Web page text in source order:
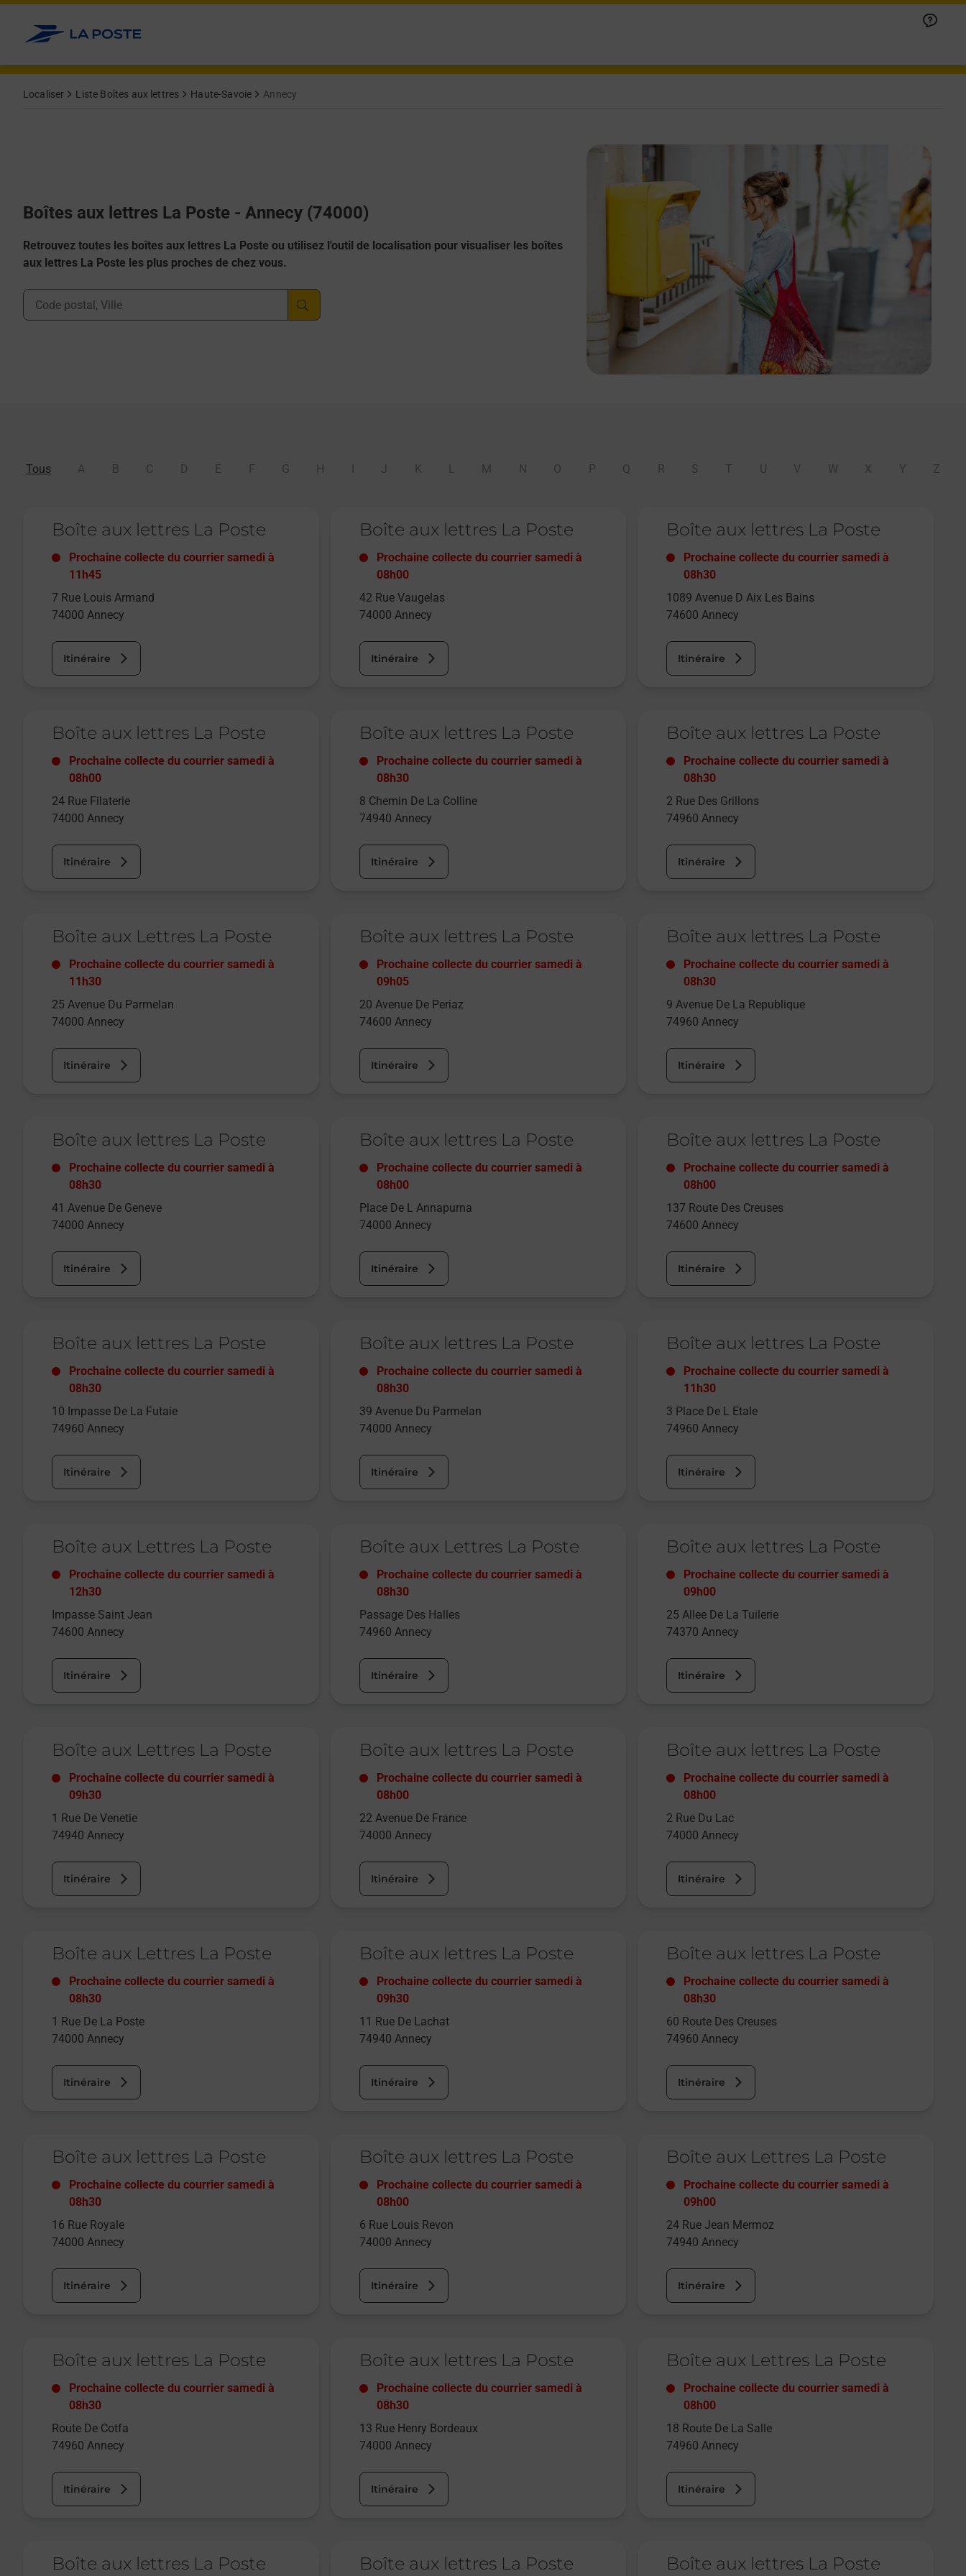
Allez au contenu
Localiser Liste Boîtes aux lettres Haute-Savoie Annecy
Boîtes aux lettres La Poste - Annecy (74000)
Retrouvez toutes les boîtes aux lettres La Poste ou utilisez l'outil de localisation pour visualiser les boîtes
aux lettres La Poste les plus proches de chez vous.
Ville, Département, Code Postal
Tous A B C D E F G H J K L M N O P Q R S T U V W X Y Z
Boîte aux lettres La Poste
Prochaine collecte du courrier samedi à
11h45
7 Rue Louis Armand
74000 Annecy
Itinéraire
Boîte aux lettres La Poste
Prochaine collecte du courrier samedi à
08h00
42 Rue Vaugelas
74000 Annecy
Itinéraire
Boîte aux lettres La Poste
Prochaine collecte du courriersamedi à
08h30
1089 Avenue D Aix Les Bains
74600 Annecy
Itinéraire
Boîte aux lettres La Poste
Prochaine collecte du courrier samedi à
08h00
24 Rue Filaterie
74000 Annecy
Itinéraire
Boîte aux lettres La Poste
Prochaine collecte du courrier samedi à
08h30
8 Chemin De La Colline
74940 Annecy
Itinéraire
Boîte aux lettres La Poste
Prochaine collecte du courriersamedi à
08h30
2 Rue Des Grillons
74960 Annecy
Itinéraire
Boîte aux Lettres La Poste
Prochaine collecte du courrier samedi à
11h30
25 Avenue Du Parmelan
74000 Annecy
Itinéraire
Boîte aux lettres La Poste
Prochaine collecte du courrier samedi à
09h05
20 Avenue De Periaz
74600 Annecy
Itinéraire
Boîte aux lettres La Poste
Prochaine collecte du courriersamedi à
08h30
9 Avenue De La Republique
74960 Annecy
Itinéraire
Boîte aux lettres La Poste
Prochaine collecte du courrier samedi à
08h30
41 Avenue De Geneve
74000 Annecy
Itinéraire
Boîte aux lettres La Poste
Prochaine collecte du courrier samedi à
08h00
Place De L Annapurna
74000 Annecy
Itinéraire
Boîte aux lettres La Poste
Prochaine collecte du courriersamedi à
08h00
137 Route Des Creuses
74600 Annecy
Itinéraire
Boîte aux lettres La Poste
Prochaine collecte du courrier samedi à
08h30
10 Impasse De La Futaie
74960 Annecy
Itinéraire
Boîte aux lettres La Poste
Prochaine collecte du courrier samedi à
08h30
39 Avenue Du Parmelan
74000 Annecy
Itinéraire
Boîte aux lettres La Poste
Prochaine collecte du courriersamedi à
11h30
3 Place De L Etale
74960 Annecy
Itinéraire
Boîte aux Lettres La Poste
Prochaine collecte du courrier samedi à
12h30
Impasse Saint Jean
74600 Annecy
Itinéraire
Boîte aux Lettres La Poste
Prochaine collecte du courrier samedi à
08h30
Passage Des Halles
74960 Annecy
Itinéraire
Boîte aux lettres La Poste
Prochaine collecte du courriersamedi à
09h00
25 Allee De La Tuilerie
74370 Annecy
Itinéraire
Boîte aux Lettres La Poste
Prochaine collecte du courrier samedi à
09h30
1 Rue De Venetie
74940 Annecy
Itinéraire
Boîte aux lettres La Poste
Prochaine collecte du courrier samedi à
08h00
22 Avenue De France
74000 Annecy
Itinéraire
Boîte aux lettres La Poste
Prochaine collecte du courriersamedi à
08h00
2 Rue Du Lac
74000 Annecy
Itinéraire
Boîte aux Lettres La Poste
Prochaine collecte du courrier samedi à
08h30
1 Rue De La Poste
74000 Annecy
Itinéraire
Boîte aux lettres La Poste
Prochaine collecte du courrier samedi à
09h30
11 Rue De Lachat
74940 Annecy
Itinéraire
Boîte aux lettres La Poste
Prochaine collecte du courriersamedi à
08h30
60 Route Des Creuses
74960 Annecy
Itinéraire
Boîte aux lettres La Poste
Prochaine collecte du courrier samedi à
08h30
16 Rue Royale
74000 Annecy
Itinéraire
Boîte aux lettres La Poste
Prochaine collecte du courrier samedi à
08h00
6 Rue Louis Revon
74000 Annecy
Itinéraire
Boîte aux Lettres La Poste
Prochaine collecte du courriersamedi à
09h00
24 Rue Jean Mermoz
74940 Annecy
Itinéraire
Boîte aux lettres La Poste
Prochaine collecte du courrier samedi à
08h30
Route De Cotfa
74960 Annecy
Itinéraire
Boîte aux lettres La Poste
Prochaine collecte du courrier samedi à
08h30
13 Rue Henry Bordeaux
74000 Annecy
Itinéraire
Boîte aux Lettres La Poste
Prochaine collecte du courriersamedi à
08h00
18 Route De La Salle
74960 Annecy
Itinéraire
Boîte aux lettres La Poste Boîte aux lettres La Poste Boîte aux lettres La Poste